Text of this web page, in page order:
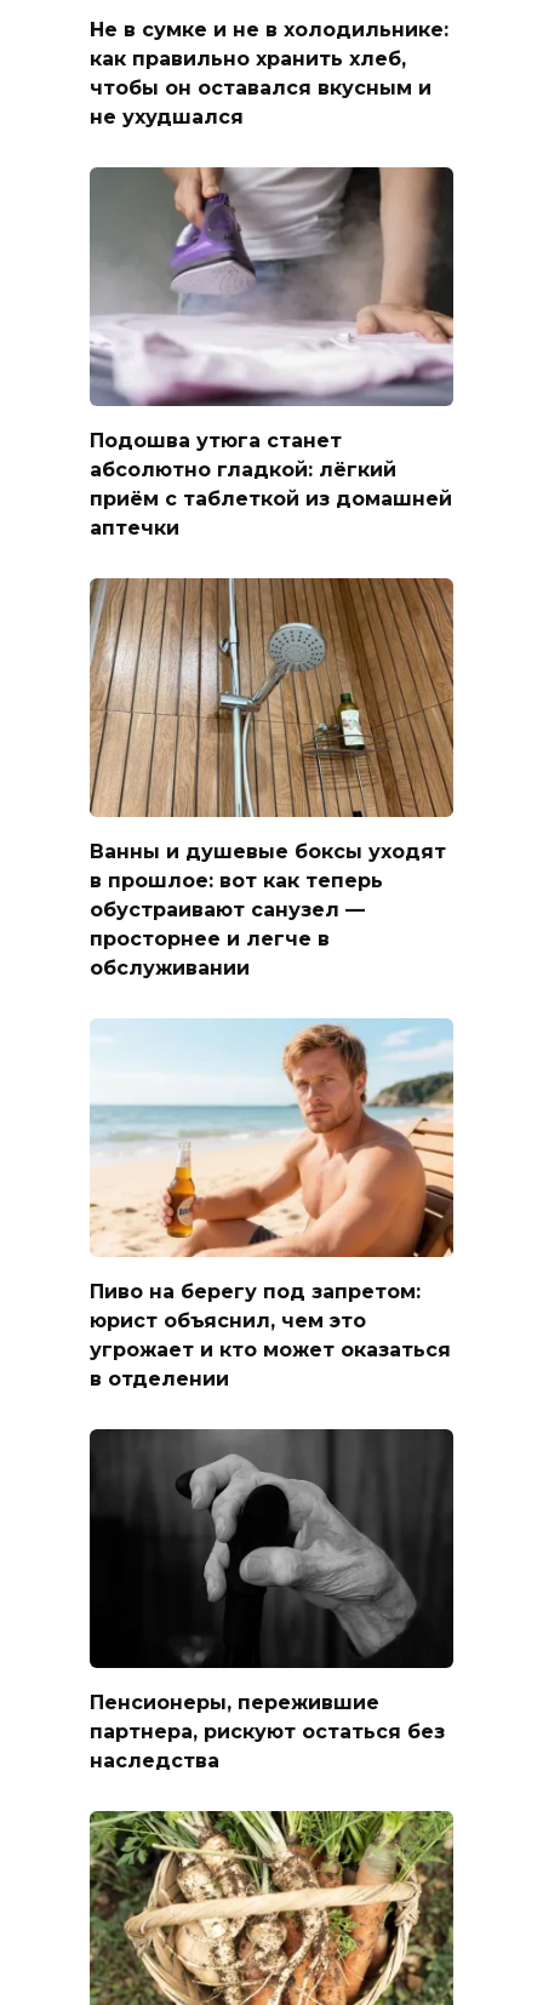
Не в сумке и не в холодильнике:
как правильно хранить хлеб,
чтобы он оставался вкусным и
не ухудшался
Подошва утюга станет
абсолютно гладкой: лёгкий
приём с таблеткой из домашней
аптечки
Ванны и душевые боксы уходят
в прошлое: вот как теперь
обустраивают санузел —
просторнее и легче в
обслуживании
Пиво на берегу под запретом:
юрист объяснил, чем это
угрожает и кто может оказаться
в отделении
Пенсионеры, пережившие
партнера, рискуют остаться без
наследства